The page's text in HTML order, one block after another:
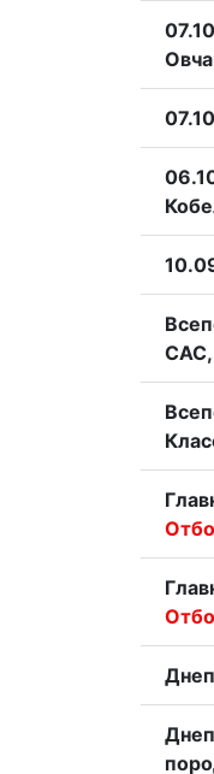
САС,